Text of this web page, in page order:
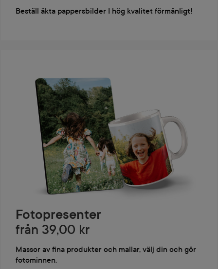
Beställ äkta pappersbilder I hög kvalitet förmånligt!
Fotopresenter
från 39,00 kr
Massor av fina produkter och mallar, välj din och gör
fotominnen.